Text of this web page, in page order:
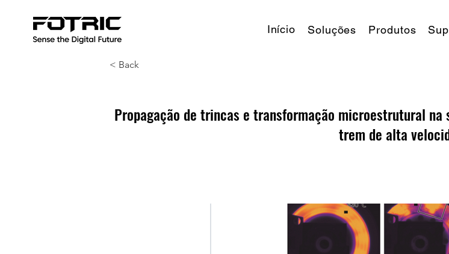
Início Soluções Produtos
< Back
Propagação de trincas e transformação microestrutural
trem de alta